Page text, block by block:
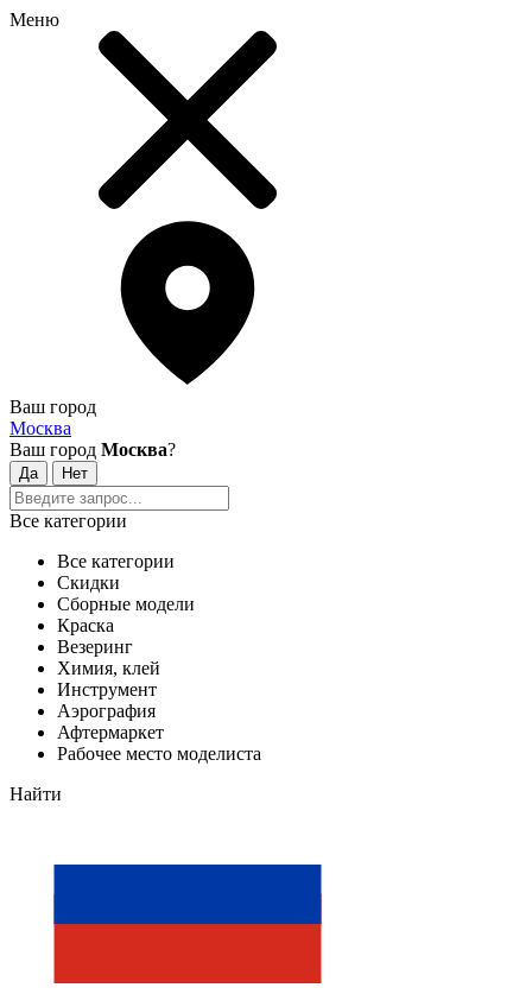
Меню
Ваш город
Москва
Ваш город Москва?
Все категории
Все категории
Скидки
Сборные модели
Краска
Везеринг
Химия, клей
Инструмент
Аэрография
Афтермаркет
Рабочее место моделиста
Найти